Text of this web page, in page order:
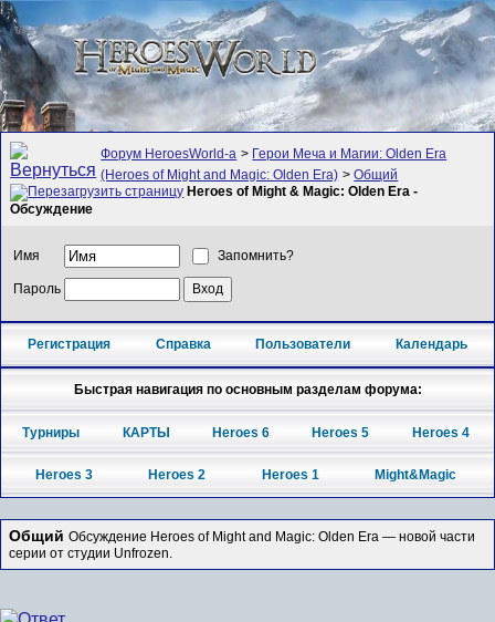
Форум HeroesWorld-а > Герои Меча и Магии: Olden Era
(Heroes of Might and Magic: Olden Era) >Общий
Heroes of Might & Magic: Olden Era -
Обсуждение
Имя Запомнить?
Пароль
Регистрация Справка Пользователи Календарь
Быстрая навигация по основным разделам форума:
Турниры КАРТЫ Heroes 6 Heroes 5 Heroes 4
Heroes 3 Heroes 2 Heroes 1 Might&Magic
Общий Обсуждение Heroes of Might and Magic: Olden Era — новой части
серии от студии Unfrozen.